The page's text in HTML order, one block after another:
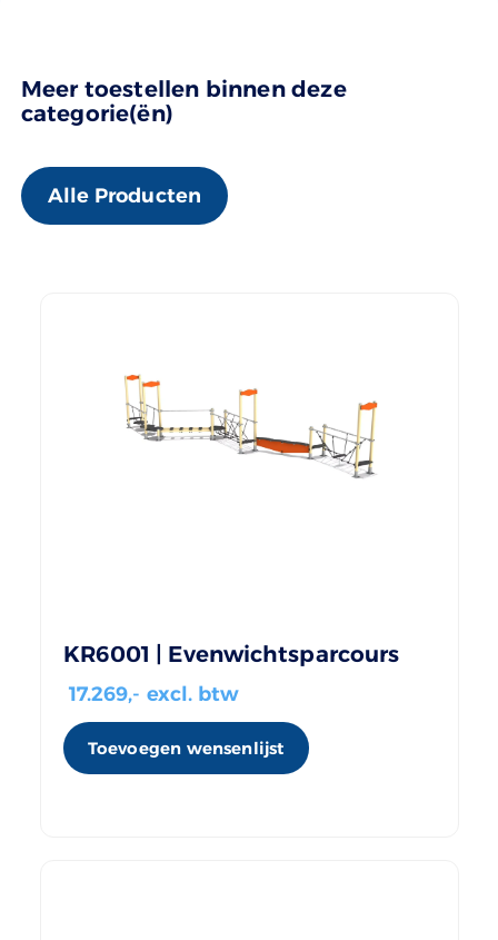
Meer toestellen binnen deze
categorie(ën)
Alle Producten
KR6001 | Evenwichtsparcours
17.269,- excl. btw
Toevoegen wensenlijst